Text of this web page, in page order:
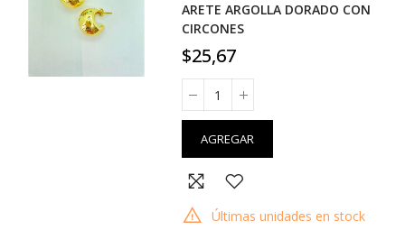
ARETE ARGOLLA DORADO CON
CIRCONES
$25,67
AGREGAR
Últimas unidades en stock